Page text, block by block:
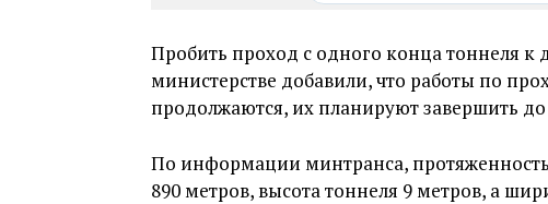
Пробить проход с одного конца тоннеля к
министерстве добавили, что работы по
продолжаются, их планируют завершить до
По информации минтранса,
890 метров, высота тоннеля 9 метров, а